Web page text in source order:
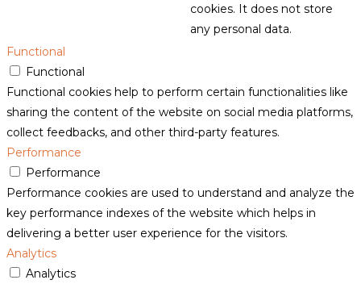
cookies. It does not store
any personal data.
Functional
Functional
Functional cookies help to perform certain functionalities like
sharing the content of the website on social media platforms,
collect feedbacks, and other third-party features.
Performance
Performance
Performance cookies are used to understand and analyze the
key performance indexes of the website which helps in
delivering a better user experience for the visitors.
Analytics
Analytics